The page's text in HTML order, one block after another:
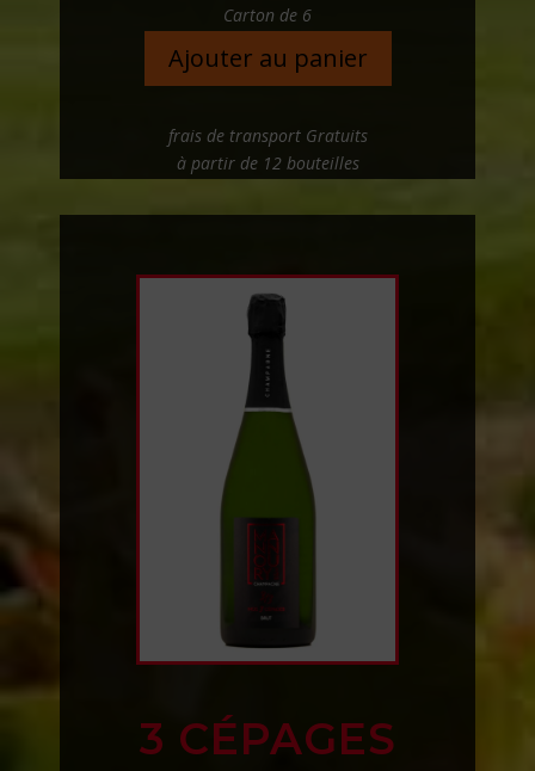
Carton de 6
Ajouter au panier
frais de transport Gratuits
à partir de 12 bouteilles
3 CÉPAGES